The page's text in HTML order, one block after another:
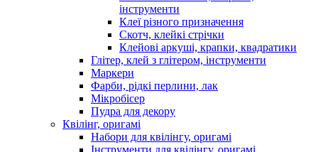
інструменти
Клеї різного призначення
Скотч, клейкі стрічки
Клейові аркуші, крапки, квадратики
Глітер, клей з глітером, інструменти
Маркери
Фарби, рідкі перлини, лак
Мікробісер
Пудра для декору
Квілінг, оригамі
Набори для квілінгу, оригамі
Інструменти для квілінгу, оригамі